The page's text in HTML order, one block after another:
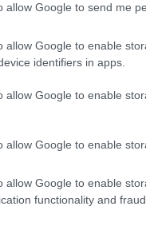
allow Google to send me
allow Google to enable
identifiers in apps.
allow Google to enable
allow Google to enable
allow Google to enable
functionality and
2022. évi
során az
össze.
kérelmezői
A
határozata
jogerős